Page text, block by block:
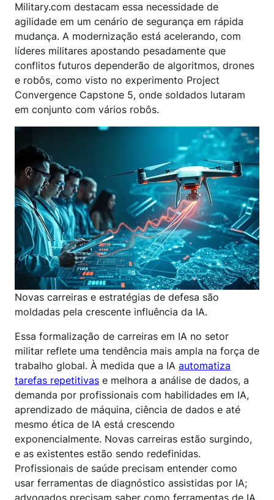
Military.com destacam essa necessidade de
agilidade em um cenário de segurança em rápida
mudança. A modernização está acelerando, com
líderes militares apostando pesadamente que
conflitos futuros dependerão de algoritmos, drones
e robôs, como visto no experimento Project
Convergence Capstone 5, onde soldados lutaram
em conjunto com vários robôs.
Novas carreiras e estratégias de defesa são
moldadas pela crescente influência da IA.
Essa formalização de carreiras em IA no setor
militar reflete uma tendência mais ampla na força de
trabalho global. À medida que a IA automatiza
tarefas repetitivas e melhora a análise de dados, a
demanda por profissionais com habilidades em IA,
aprendizado de máquina, ciência de dados e até
mesmo ética de IA está crescendo
exponencialmente. Novas carreiras estão surgindo,
e as existentes estão sendo redefinidas.
Profissionais de saúde precisam entender como
usar ferramentas de diagnóstico assistidas por IA;
advogados precisam saber como ferramentas de IA